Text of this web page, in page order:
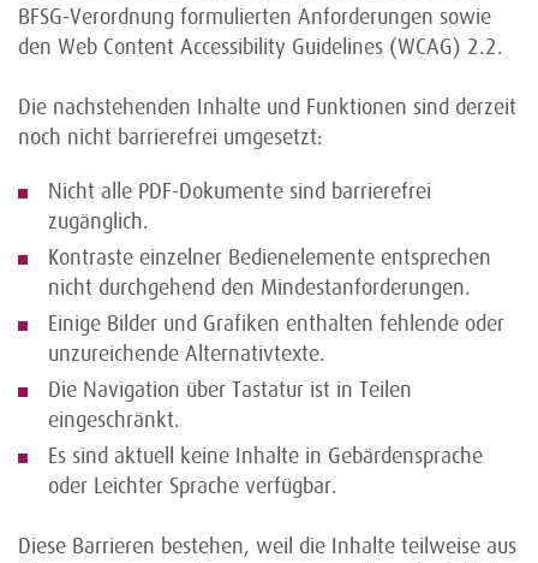
BFSG-Verordnung formulierten Anforderungen sowie
den Web Content Accessibility Guidelines (WCAG) 2.2.
Die nachstehenden Inhalte und Funktionen sind derzeit
noch nicht barrierefrei umgesetzt:
Nicht alle PDF-Dokumente sind barrierefrei
zugänglich.
Kontraste einzelner Bedienelemente entsprechen
nicht durchgehend den Mindestanforderungen.
Einige Bilder und Grafiken enthalten fehlende oder
unzureichende Alternativtexte.
Die Navigation über Tastatur ist in Teilen
eingeschränkt.
Es sind aktuell keine Inhalte in Gebärdensprache
oder Leichter Sprache verfügbar.
Diese Barrieren bestehen, weil die Inhalte teilweise aus